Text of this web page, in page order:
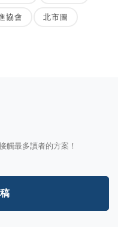
協會 北市圖
觸最多讀者的方案！